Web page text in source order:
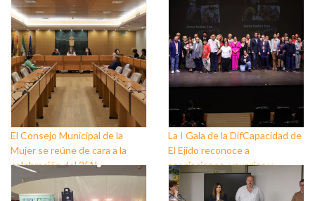
El Consejo Municipal de la
Mujer se reúne de cara a la
celebración del 25N
La I Gala de la DifCapacidad de
El Ejido reconoce a
asociaciones, usuarios y
personas que trabajan a favor
de este colectivo